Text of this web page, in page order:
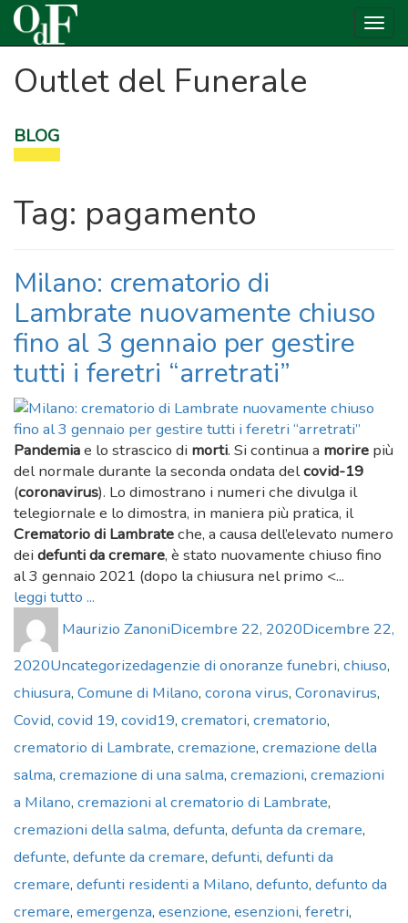
content
Outlet del Funerale
BLOG
Tag: pagamento
Milano: crematorio di
Lambrate nuovamente chiuso
fino al 3 gennaio per gestire
tutti i feretri “arretrati”
Pandemiae lo strascico di morti. Si continua a morire più
del normale durante la seconda ondata delcovid-19
(coronavirus). Lo dimostrano i numeri che divulga il
telegiornale e lo dimostra, in maniera più pratica, il
Crematorio di Lambrateche, a causa dell’elevato numero
dei defunti da cremare, è stato nuovamente chiuso fino
al 3 gennaio 2021 (dopo la chiusura nel primo <...
leggi tutto ...
Maurizio Zanonion
Dicembre 22, 2020Dicembre 22,
2020Categories
UncategorizedTags
agenzie di onoranze funebri, chiuso,
chiusura, Comune di Milano, corona virus, Coronavirus,
Covid, covid 19, covid19, crematori, crematorio,
crematorio di Lambrate, cremazione, cremazione della
salma, cremazione di una salma, cremazioni, cremazioni
a Milano, cremazioni al crematorio di Lambrate,
cremazioni della salma, defunta, defunta da cremare,
defunte, defunte da cremare, defunti, defunti da
cremare, defunti residenti a Milano, defunto, defunto da
cremare, emergenza, esenzione, esenzioni, feretri,